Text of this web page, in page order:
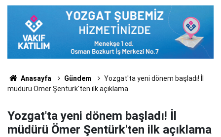
Anasayfa Gündem
Yozgat'ta yeni dönem başladı! İl
müdürü Ömer Şentürk'ten ilk açıklama
Yozgat'ta yeni dönem başladı! İl
müdürü Ömer Şentürk'ten ilk açıklama